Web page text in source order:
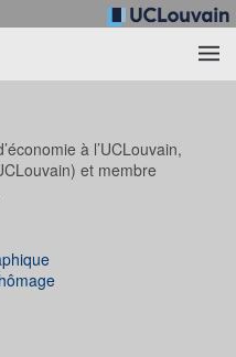
à l’UCLouvain,
et membre